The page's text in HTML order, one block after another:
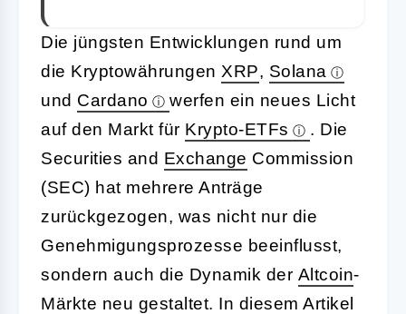
Die jüngsten Entwicklungen rund um
die Kryptowährungen XRP, Solana
und Cardano
werfen ein neues Licht
auf den Markt für Krypto-ETFs
. Die
Securities and Exchange Commission
(SEC) hat mehrere Anträge
zurückgezogen, was nicht nur die
Genehmigungsprozesse beeinflusst,
sondern auch die Dynamik der Altcoin-
Märkte neu gestaltet. In diesem Artikel